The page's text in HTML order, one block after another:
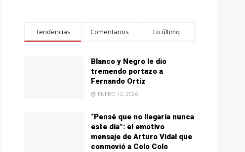
Tendencias Comentarios Lo último
Blanco y Negro le dio
tremendo portazo a
Fernando Ortiz
ENERO 12, 2026
“Pensé que no llegaría nunca
este día”: el emotivo
mensaje de Arturo Vidal que
conmovió a Colo Colo